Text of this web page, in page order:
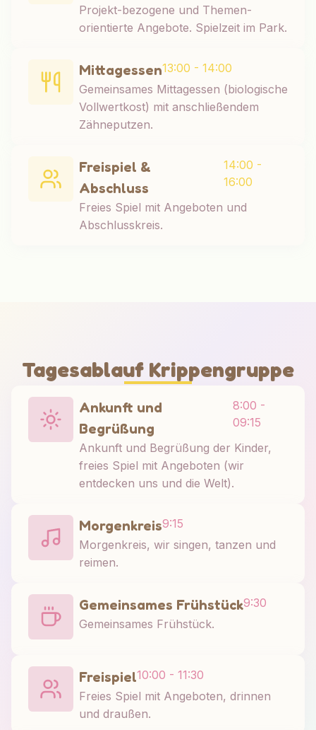
Projekt-bezogene und Themen-
orientierte Angebote. Spielzeit im Park.
Mittagessen13:00 - 14:00
Gemeinsames Mittagessen (biologische
Vollwertkost) mit anschließendem
Zähneputzen.
Freispiel &
Abschluss
14:00 -
16:00
Freies Spiel mit Angeboten und
Abschlusskreis.
Tagesablauf Krippengruppe
Ankunft und
Begrüßung
8:00 -
09:15
Ankunft und Begrüßung der Kinder,
freies Spiel mit Angeboten (wir
entdecken uns und die Welt).
Morgenkreis9:15
Morgenkreis, wir singen, tanzen und
reimen.
Gemeinsames Frühstück9:30
Gemeinsames Frühstück.
Freispiel10:00 - 11:30
Freies Spiel mit Angeboten, drinnen
und draußen.